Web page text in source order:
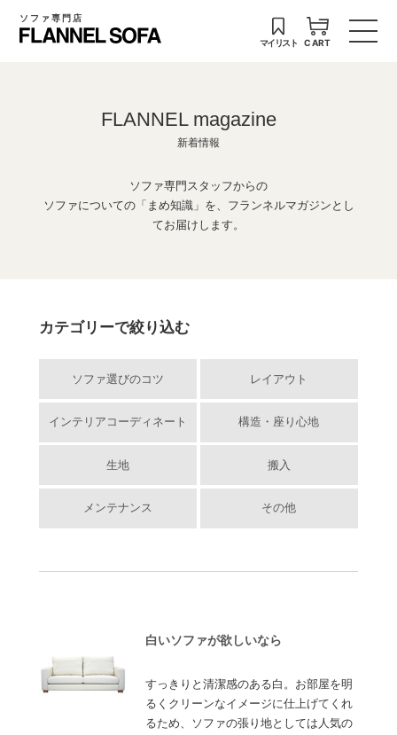
ソファ専門店
マイリスト CART
FLANNEL magazine
新着情報
ソファ専門スタッフからの
ソファについての「まめ知識」を、フランネルマガジンとし
てお届けします。
カテゴリーで絞り込む
ソファ選びのコツ レイアウト
インテリアコーディネート 構造・座り心地
生地 搬入
メンテナンス その他
白いソファが欲しいなら
すっきりと清潔感のある白。お部屋を明
るくクリーンなイメージに仕上げてくれ
るため、ソファの張り地としては人気の